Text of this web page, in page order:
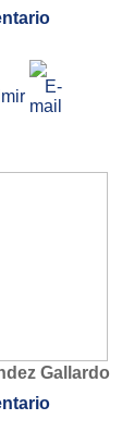
Gallardo